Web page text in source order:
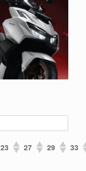
23 27 29 33